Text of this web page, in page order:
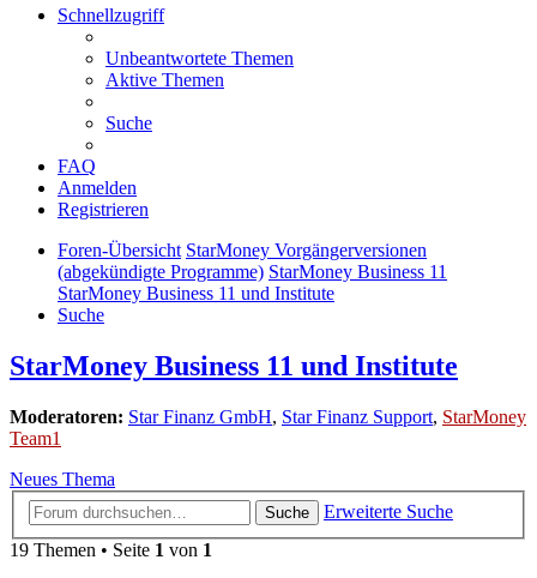
Schnellzugriff
Unbeantwortete Themen
Aktive Themen
Suche
FAQ
Anmelden
Registrieren
Foren-Übersicht StarMoney Vorgängerversionen
(abgekündigte Programme) StarMoney Business 11
StarMoney Business 11 und Institute
Suche
StarMoney Business 11 und Institute
Moderatoren: Star Finanz GmbH, Star Finanz Support, StarMoney
Team1
Neues Thema
Suche
Erweiterte Suche
19 Themen • Seite 1 von 1